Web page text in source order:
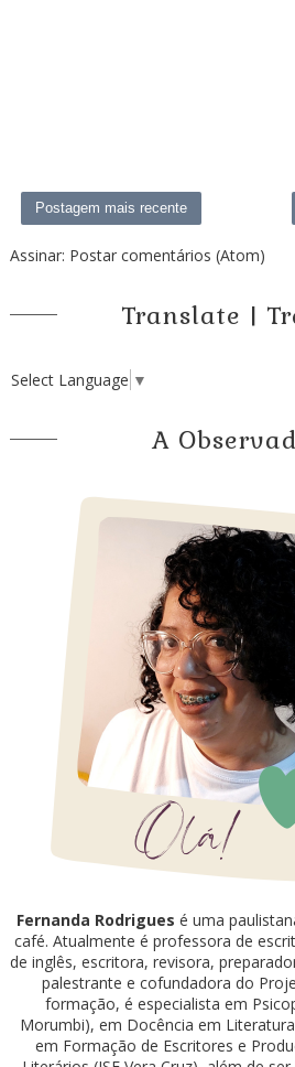
Postagem mais recente
Assinar: Postar comentários (Atom)
Translate |
Select Language ▼
A
Fernanda Rodrigues é uma
café. Atualmente é professora de
de inglês, escritora, revisora,
palestrante e cofundadora do
formação, é especialista em
Morumbi), em Docência em
em Formação de Escritores e